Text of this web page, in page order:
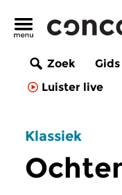
Zoek Gids
Luister live
Klassiek